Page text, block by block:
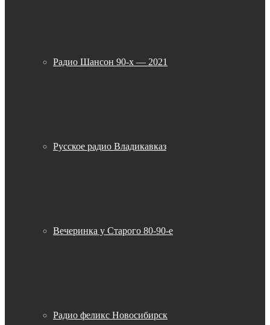
Радио Шансон 90-х — 2021
Русское радио Владикавказ
Вечеринка у Старого 80-90-е
Радио феликс Новосибирск